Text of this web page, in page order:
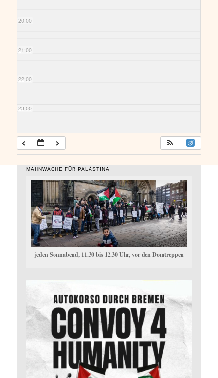
20:00
21:00
22:00
23:00
MAHNWACHE FÜR PALÄSTINA
jeden Sonnabend, 11.30 bis 12.30 Uhr, vor den Domtreppen